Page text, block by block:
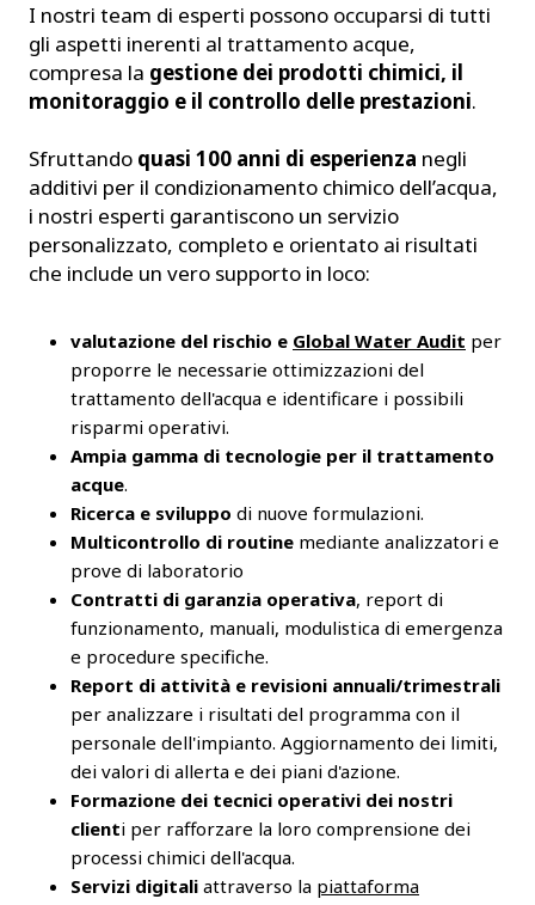
I nostri team di esperti possono occuparsi di tutti
gli aspetti inerenti al trattamento acque,
compresa la gestione dei prodotti chimici, il
monitoraggio e il controllo delle prestazioni.
Sfruttando quasi 100 anni di esperienza negli
additivi per il condizionamento chimico dell’acqua,
i nostri esperti garantiscono un servizio
personalizzato, completo e orientato ai risultati
che include un vero supporto in loco:
valutazione del rischio e Global Water Audit per
proporre le necessarie ottimizzazioni del
trattamento dell'acqua e identificare i possibili
risparmi operativi.
Ampia gamma di tecnologie per il trattamento
acque.
Ricerca e sviluppo di nuove formulazioni.
Multicontrollo di routine mediante analizzatori e
prove di laboratorio
Contratti di garanzia operativa, report di
funzionamento, manuali, modulistica di emergenza
e procedure specifiche.
Report di attività e revisioni annuali/trimestrali
per analizzare i risultati del programma con il
personale dell'impianto. Aggiornamento dei limiti,
dei valori di allerta e dei piani d'azione.
Formazione dei tecnici operativi dei nostri
clienti per rafforzare la loro comprensione dei
processi chimici dell'acqua.
Servizi digitali attraverso la piattaforma